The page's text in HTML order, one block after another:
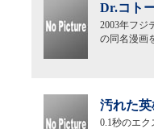
Dr.コト
2003年フジ
の同名漫画
汚れた英
0.1秒のエ